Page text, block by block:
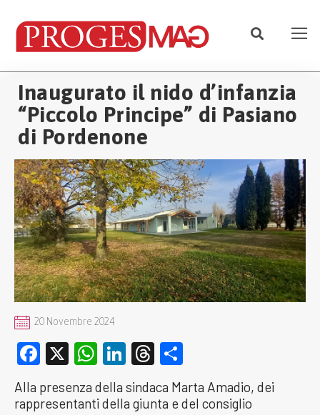
Inaugurato il nido d’infanzia
“Piccolo Principe” di Pasiano
di Pordenone
20 Novembre 2024
Facebook
X WhatsApp
LinkedIn
Threads
Alla presenza della sindaca Marta Amadio, dei
rappresentanti della giunta e del consiglio